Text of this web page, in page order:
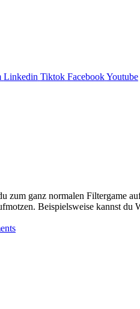
Linkedin Tiktok FacebookYoutube
ganz normalen Filtergame
Beispielsweise kannst